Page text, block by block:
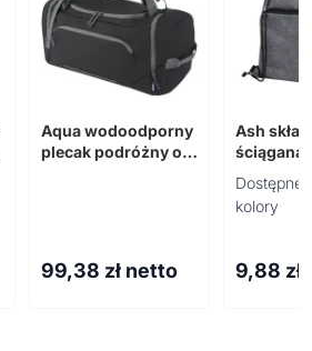
Aqua wodoodporny
plecak podróżny o
99,38 zł netto
Ash
ściągana
torba o
7 l
materiału
Dostępne
kolory
9,88 zł